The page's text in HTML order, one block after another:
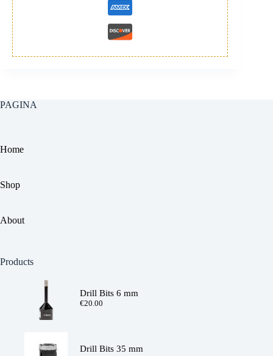
PAGINA
Home
Shop
About
Products
Drill Bits 6 mm
€20.00
Drill Bits 35 mm